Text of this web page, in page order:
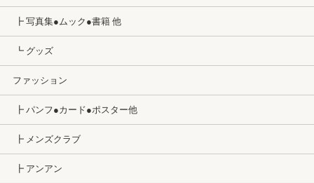
┣ 写真集●ムック●書籍 他
┗ グッズ
ファッション
┣ パンフ●カード●ポスター他
┣ メンズクラブ
┣ アンアン